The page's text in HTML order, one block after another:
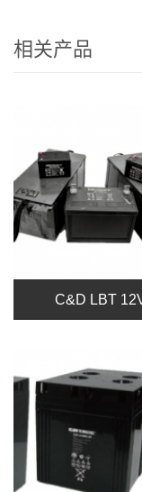
相关产品
C&D LBT